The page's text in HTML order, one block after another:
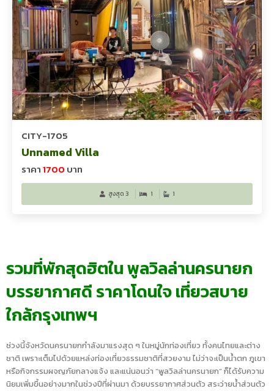
CITY-1705
Unnamed Villa
ราคา1700 บาท
สูงสุด 3 1 1
รวมที่พักสุดฮิตใน พูลวิลล่านครนายก
บรรยากาศดี ราคาโดนใจ เที่ยวสบาย
ใกล้กรุงเทพฯ
ช่วงนี้จังหวัดนครนายกกำลังมาแรงสุด ๆ ในหมู่นักท่องเที่ยว ทั้งคนไทยและต่าง
ชาติ เพราะเต็มไปด้วยแหล่งท่องเที่ยวธรรมชาติที่สวยงาม ไม่ว่าจะเป็นน้ำตก ภูเขา
หรือกิจกรรมผจญภัยกลางแจ้ง และแน่นอนว่า “พูลวิลล่านครนายก” ก็ได้รับความ
นิยมเพิ่มขึ้นอย่างมากในช่วงปีที่ผ่านมา ด้วยบรรยากาศส่วนตัว สระว่ายน้ำส่วนตัว